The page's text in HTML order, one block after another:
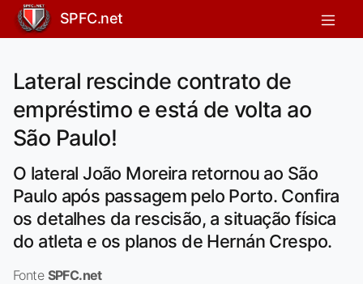
SPFC.net
Lateral rescinde contrato de
empréstimo e está de volta ao
São Paulo!
O lateral João Moreira retornou ao São
Paulo após passagem pelo Porto. Confira
os detalhes da rescisão, a situação física
do atleta e os planos de Hernán Crespo.
Fonte SPFC.net